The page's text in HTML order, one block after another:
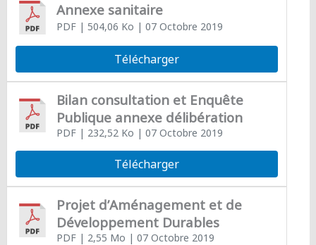
Annexe sanitaire
PDF| 504,06 Ko | 07 Octobre 2019
Télécharger
Bilan consultation et Enquête
Publique annexe délibération
PDF| 232,52 Ko | 07 Octobre 2019
Télécharger
Projet d’Aménagement et de
Développement Durables
PDF| 2,55 Mo | 07 Octobre 2019